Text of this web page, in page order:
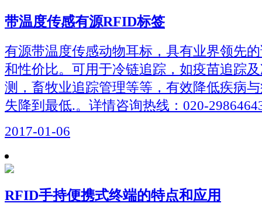
带温度传感有源RFID标签
有源带温度传感动物耳标，具有业界领先
和性价比。可用于冷链追踪，如疫苗追踪
测，畜牧业追踪管理等等，有效降低疾病
失降到最低.。详情咨询热线：020-
2017-01-06
RFID手持便携式终端的特点和应用